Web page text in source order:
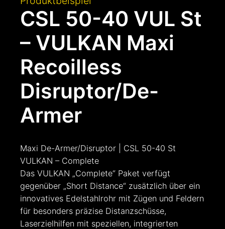
CSL 50-40 VUL St
– VULKAN Maxi
Recoilless
Disruptor/De-
Armer
Maxi De-Armer/Disruptor | CSL 50-40 St
VULKAN – Complete
Das VULKAN „Complete“ Paket verfügt
gegenüber „Short Distance“ zusätzlich über ein
innovatives Edelstahlrohr mit Zügen und Feldern
für besonders präzise Distanzschüsse,
Laserzielhilfen mit speziellen, integrierten